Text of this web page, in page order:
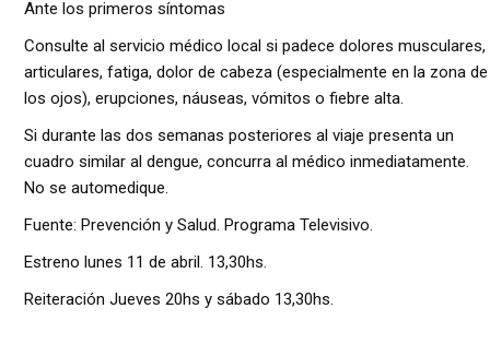
Ante los primeros síntomas
Consulte al servicio médico local si padece dolores musculares,
articulares, fatiga, dolor de cabeza (especialmente en la zona de
los ojos), erupciones, náuseas, vómitos o fiebre alta.
Si durante las dos semanas posteriores al viaje presenta un
cuadro similar al dengue, concurra al médico inmediatamente.
No se automedique.
Fuente: Prevención y Salud. Programa Televisivo.
Estreno lunes 11 de abril. 13,30hs.
Reiteración Jueves 20hs y sábado 13,30hs.